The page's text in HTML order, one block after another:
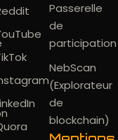
Passerelle
de
participation
NebScan
(Explorateur
de
blockchain)